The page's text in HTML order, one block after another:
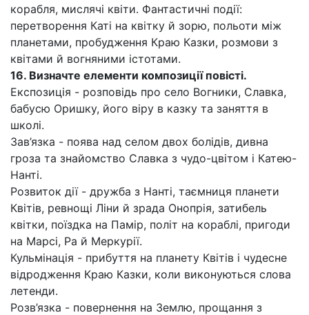
корабля, мислячі квіти. Фантастичні події:
перетворення Каті на квітку й зорю, польоти між
планетами, пробудження Краю Казки, розмови з
квітами й вогняними істотами.
16. Визначте елементи композиції повісті.
Експозиція - розповідь про село Вогники, Славка,
бабусю Оришку, його віру в казку та заняття в
школі.
Зав’язка - поява над селом двох болідів, дивна
гроза та знайомство Славка з чудо-цвітом і Катею-
Нанті.
Розвиток дії - дружба з Нанті, таємниця планети
Квітів, ревнощі Ліни й зрада Онопрія, затибель
квітки, поїздка на Памір, політ на кораблі, пригоди
на Марсі, Ра й Меркурії.
Кульмінація - прибуття на планету Квітів і чудесне
відродження Краю Казки, коли виконуються слова
летенди.
Розв’язка - повернення на Землю, прощання з